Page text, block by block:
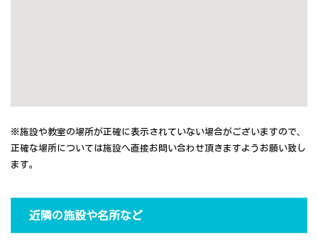
※施設や教室の場所が正確に表示されていない場合がございますので、
正確な場所については施設へ直接お問い合わせ頂きますようお願い致し
ます。
近隣の施設や名所など